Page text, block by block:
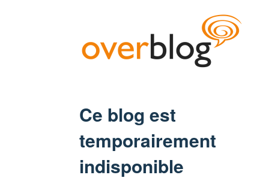
Ce blog est
temporairement
indisponible